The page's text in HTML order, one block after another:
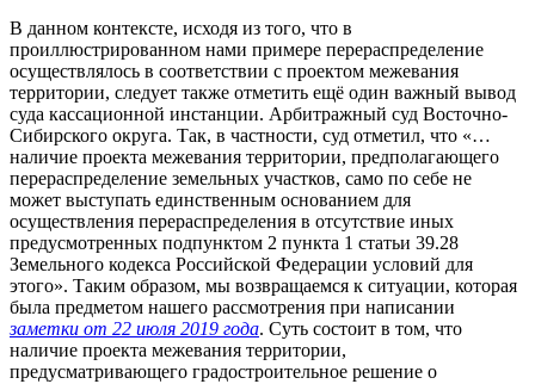
В данном контексте, исходя из того, что в
проиллюстрированном нами примере перераспределение
осуществлялось в соответствии с проектом межевания
территории, следует также отметить ещё один важный вывод
суда кассационной инстанции. Арбитражный суд Восточно-
Сибирского округа. Так, в частности, суд отметил, что «…
наличие проекта межевания территории, предполагающего
перераспределение земельных участков, само по себе не
может выступать единственным основанием для
осуществления перераспределения в отсутствие иных
предусмотренных подпунктом 2 пункта 1 статьи 39.28
Земельного кодекса Российской Федерации условий для
этого». Таким образом, мы возвращаемся к ситуации, которая
была предметом нашего рассмотрения при написании
заметки от 22 июля 2019 года. Суть состоит в том, что
наличие проекта межевания территории,
предусматривающего градостроительное решение о